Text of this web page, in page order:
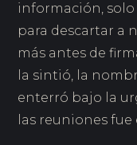
información, solo
para descartar a
más antes de
la sintió, la
enterró bajo la
las reuniones